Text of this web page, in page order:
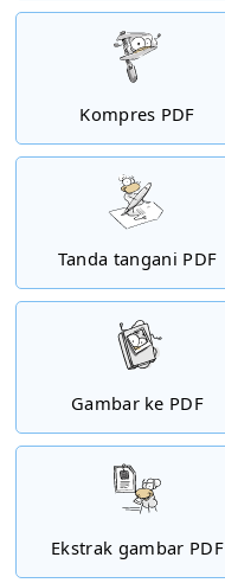
Kompres PDF
Tanda tangani PDF
Gambar ke PDF
Ekstrak gambar PDF